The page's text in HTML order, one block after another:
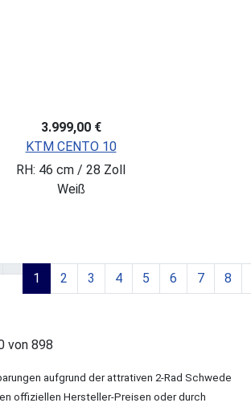
3.999,00 €
KTM CENTO 10
RH: 46 cm / 28 Zoll
Weiß
1 2 3 4 5 6 7 8
von 898
aufgrund der attrativen 2-Rad Schwede
offiziellen Hersteller-Preisen oder durch